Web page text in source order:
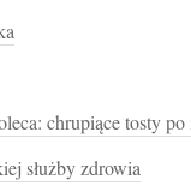
chrupiące tosty
służby zdrowia